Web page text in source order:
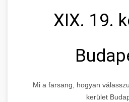
XIX. 19.
Mi a farsang, hogyan
kerület